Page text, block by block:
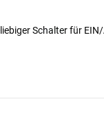
Schalter für